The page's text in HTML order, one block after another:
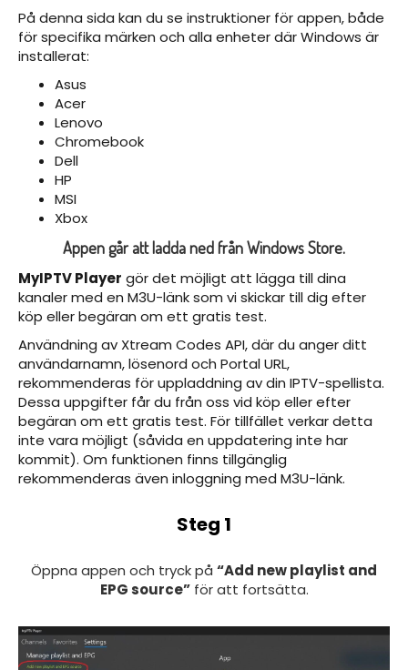
På denna sida kan du se instruktioner för appen, både
för specifika märken och alla enheter där Windows är
installerat:
Asus
Acer
Lenovo
Chromebook
Dell
HP
MSI
Xbox
Appen går att ladda ned frånWindows Store.
MyIPTV Player gör det möjligt att lägga till dina
kanaler med en M3U-länk som vi skickar till dig efter
köp eller begäran om ett gratis test.
Användning av Xtream Codes API, där du anger ditt
användarnamn, lösenord och Portal URL,
rekommenderas för uppladdning av din IPTV-spellista.
Dessa uppgifter får du från oss vid köp eller efter
begäran om ett gratis test. För tillfället verkar detta
inte vara möjligt (såvida en uppdatering inte har
kommit). Om funktionen finns tillgänglig
rekommenderas även inloggning med M3U-länk.
Steg 1
Öppna appen och tryck på “Add new playlist and
EPG source”för att fortsätta.